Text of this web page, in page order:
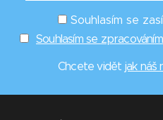
Souhlasím se
Souhlasím se
Chcete vidět jak náš